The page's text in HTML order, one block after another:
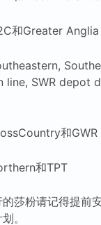
和Greater Anglia
line, SWR depot
和GWR
和TPT
莎粉请记得提前
。